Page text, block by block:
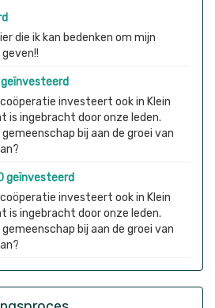
die ik kan bedenken om mijn
investeert ook in Klein
is ingebracht door onze leden.
bij aan de groei van
geïnvesteerd
investeert ook in Klein
is ingebracht door onze leden.
bij aan de groei van